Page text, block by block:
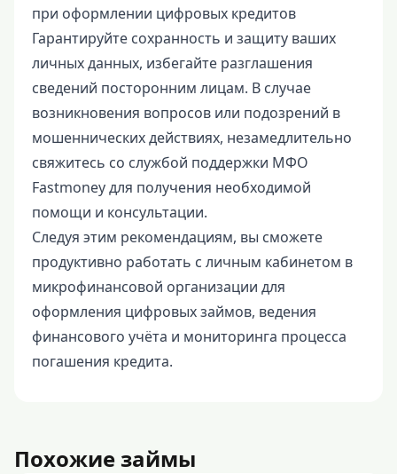
при оформлении цифровых кредитов
Гарантируйте сохранность и защиту ваших
личных данных, избегайте разглашения
сведений посторонним лицам. В случае
возникновения вопросов или подозрений в
мошеннических действиях, незамедлительно
свяжитесь со службой поддержки МФО
Fastmoney для получения необходимой
помощи и консультации.
Следуя этим рекомендациям, вы сможете
продуктивно работать с личным кабинетом в
микрофинансовой организации для
оформления цифровых займов, ведения
финансового учёта и мониторинга процесса
погашения кредита.
Похожие займы